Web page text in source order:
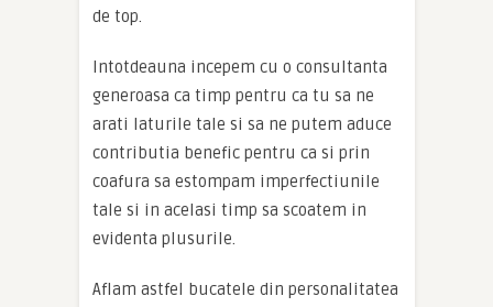
de top.
Intotdeauna incepem cu o consultanta
generoasa ca timp pentru ca tu sa ne
arati laturile tale si sa ne putem aduce
contributia benefic pentru ca si prin
coafura sa estompam imperfectiunile
tale si in acelasi timp sa scoatem in
evidenta plusurile.
Aflam astfel bucatele din personalitatea